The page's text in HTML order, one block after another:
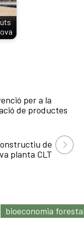
per a la
de productes
de
planta CLT
bioeconomia